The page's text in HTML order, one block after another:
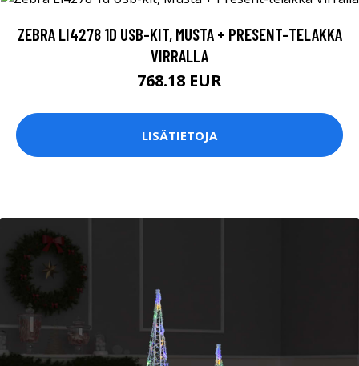
ZEBRA LI4278 1D USB-KIT, MUSTA + PRESENT-TELAKKA
VIRRALLA
768.18 EUR
LISÄTIETOJA